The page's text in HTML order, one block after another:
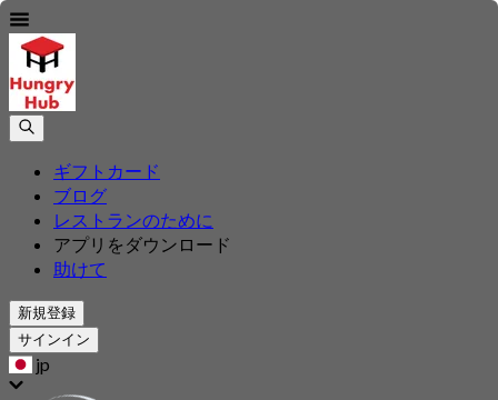
ギフトカード
ブログ
レストランのために
アプリをダウンロード
助けて
新規登録
サインイン
jp